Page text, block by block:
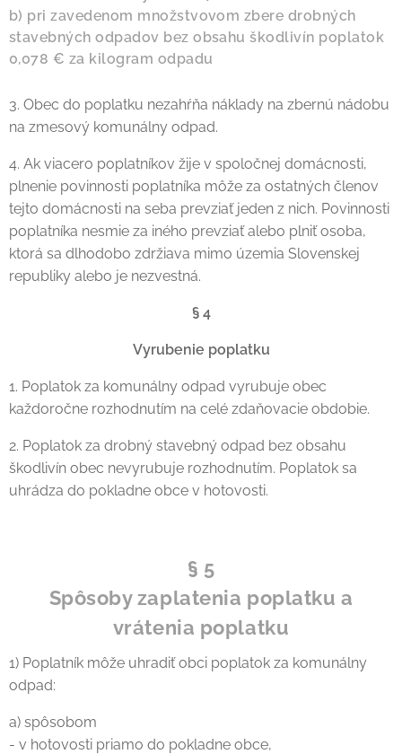
b) pri zavedenom množstvovom zbere drobných
stavebných odpadov bez obsahu škodlivín poplatok
0,078 € za kilogram odpadu
3. Obec do poplatku nezahŕňa náklady na zbernú nádobu
na zmesový komunálny odpad.
4. Ak viacero poplatníkov žije v spoločnej domácnosti,
plnenie povinnosti poplatníka môže za ostatných členov
tejto domácnosti na seba prevziať jeden z nich. Povinnosti
poplatníka nesmie za iného prevziať alebo plniť osoba,
ktorá sa dlhodobo zdržiava mimo územia Slovenskej
republiky alebo je nezvestná.
§ 4
Vyrubenie poplatku
1. Poplatok za komunálny odpad vyrubuje obec
každoročne rozhodnutím na celé zdaňovacie obdobie.
2. Poplatok za drobný stavebný odpad bez obsahu
škodlivín obec nevyrubuje rozhodnutím. Poplatok sa
uhrádza do pokladne obce v hotovosti.
§ 5
Spôsoby zaplatenia poplatku a
vrátenia poplatku
1) Poplatník môže uhradiť obci poplatok za komunálny
odpad:
a) spôsobom
- v hotovosti priamo do pokladne obce,